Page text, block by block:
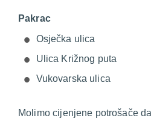
Pakrac
Osječka ulica
Ulica Križnog puta
Vukovarska ulica
Molimo cijenjene potrošače